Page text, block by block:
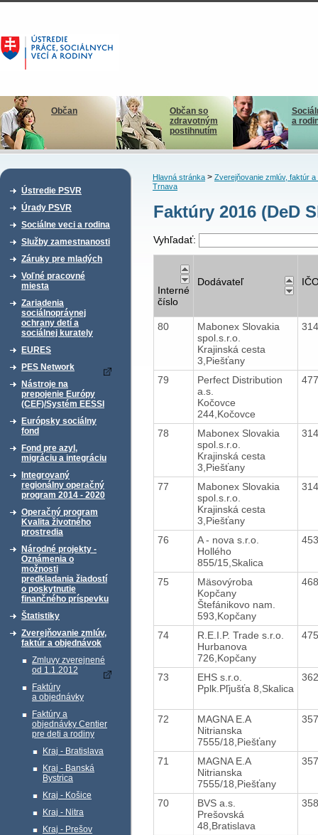
Občan
Občan so
zdravotným
postihnutím
a
Ústredie PSVR
Úrady PSVR
Sociálne veci a rodina
Služby zamestnanosti
Záruky pre mladých
Voľné pracovné
miesta
Zariadenia
sociálnoprávnej
ochrany detí a
sociálnej kurately
EURES
PES Network
Nástroje na
prepojenie Európy
(CEF)/Systém EESSI
Európsky sociálny
fond
Fond pre azyl,
migráciu a integráciu
Integrovaný
regionálny operačný
program 2014 - 2020
Operačný program
Kvalita životného
prostredia
Národné projekty -
Oznámenia o
možnosti
predkladania žiadostí
o poskytnutie
finančného príspevku
Štatistiky
Zverejňovanie zmlúv,
faktúr a objednávok
Zmluvy zverejnené
od 1.1.2012
Faktúry
a objednávky
Faktúry a
objednávky Centier
pre deti a rodiny
Kraj - Bratislava
Kraj - Banská
Bystrica
Kraj - Košice
Kraj - Nitra
Kraj - Prešov
Hlavná stránka> Zverejňovanie zmlúv, faktúr a
Trnava
Faktúry 2016 (DeD
Vyhľadať:
Interné
číslo
Dodávateľ
80
Mabonex Slovakia
spol.s.r.o.
Krajinská cesta
3,Piešťany
79
Perfect Distribution
a.s.
Kočovce
244,Kočovce
78
Mabonex Slovakia
spol.s.r.o.
Krajinská cesta
3,Piešťany
77
Mabonex Slovakia
spol.s.r.o.
Krajinská cesta
3,Piešťany
76
A - nova s.r.o.
Hollého
855/15,Skalica
75
Mäsovýroba
Kopčany
Štefánikovo nam.
593,Kopčany
74
R.E.I.P. Trade s.r.o.
Hurbanova
726,Kopčany
73
EHS s.r.o.
Pplk.Pľjušťa 8,Skalica
72
MAGNA E.A
Nitrianska
7555/18,Piešťany
71
MAGNA E.A
Nitrianska
7555/18,Piešťany
70
BVS a.s.
Prešovská
48,Bratislava